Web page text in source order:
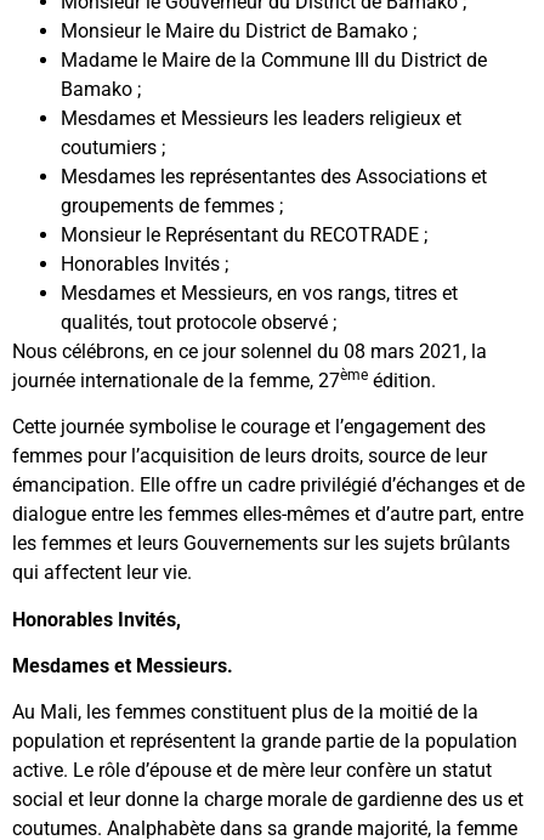
Monsieur le Maire du District de Bamako ;
Madame le Maire de la Commune III du District de
Bamako ;
Mesdames et Messieurs les leaders religieux et
coutumiers ;
Mesdames les représentantes des Associations et
groupements de femmes ;
Monsieur le Représentant du RECOTRADE ;
Honorables Invités ;
Mesdames et Messieurs, en vos rangs, titres et
qualités, tout protocole observé ;
Nous célébrons, en ce jour solennel du 08 mars 2021, la
journée internationale de la femme, 27ème édition.
Cette journée symbolise le courage et l’engagement des
femmes pour l’acquisition de leurs droits, source de leur
émancipation. Elle offre un cadre privilégié d’échanges et de
dialogue entre les femmes elles-mêmes et d’autre part, entre
les femmes et leurs Gouvernements sur les sujets brûlants
qui affectent leur vie.
Honorables Invités,
Mesdames et Messieurs.
Au Mali, les femmes constituent plus de la moitié de la
population et représentent la grande partie de la population
active. Le rôle d’épouse et de mère leur confère un statut
social et leur donne la charge morale de gardienne des us et
coutumes. Analphabète dans sa grande majorité, la femme